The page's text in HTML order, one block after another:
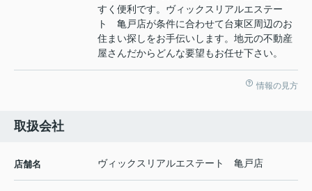
すく便利です。ヴィックスリアルエステー
ト 亀戸店が条件に合わせて台東区周辺のお
住まい探しをお手伝いします。地元の不動産
屋さんだからどんな要望もお任せ下さい。
情報の見方
取扱会社
店舗名 ヴィックスリアルエステート 亀戸店